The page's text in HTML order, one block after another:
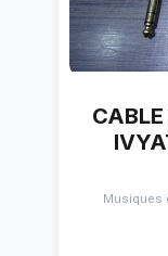
CABLE
Musiques